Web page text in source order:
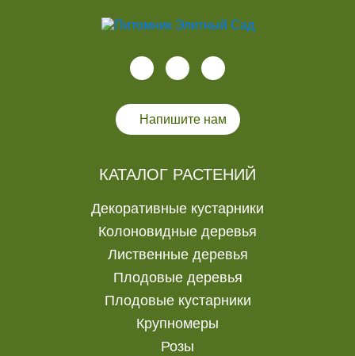
Напишите нам
КАТАЛОГ РАСТЕНИЙ
Декоративные кустарники
Колоновидные деревья
Лиственные деревья
Плодовые деревья
Плодовые кустарники
Крупномеры
Розы